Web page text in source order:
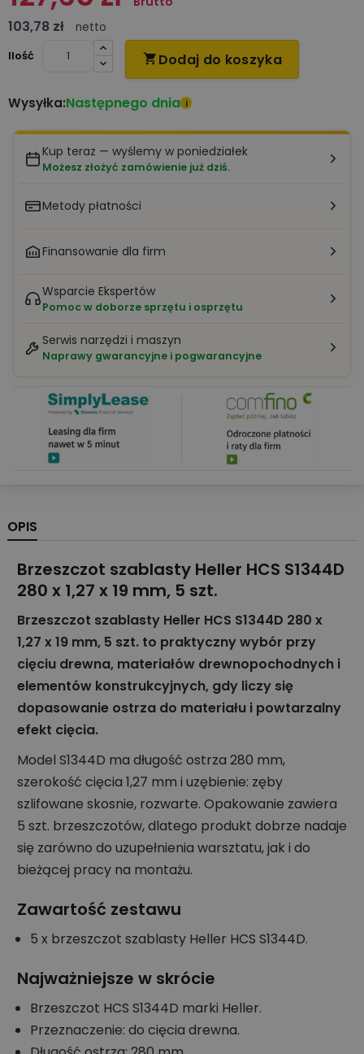
103,78 zł
netto
Ilość
 Dodaj do koszyka
Wysyłka:Następnego dnia i
Kup teraz — wyślemy w poniedziałek
Możesz złożyć zamówienie już dziś.
Metody płatności
Finansowanie dla firm
Wsparcie Ekspertów
Pomoc w doborze sprzętu i osprzętu
Serwis narzędzi i maszyn
Naprawy gwarancyjne i pogwarancyjne
OPIS
Brzeszczot szablasty Heller HCS S1344D
280 x 1,27 x 19 mm, 5 szt.
Brzeszczot szablasty Heller HCS S1344D 280 x
1,27 x 19 mm, 5 szt. to praktyczny wybór przy
cięciu drewna, materiałów drewnopochodnych i
elementów konstrukcyjnych, gdy liczy się
dopasowanie ostrza do materiału i powtarzalny
efekt cięcia.
Model S1344D ma długość ostrza 280 mm,
szerokość cięcia 1,27 mm i uzębienie: zęby
szlifowane skosnie, rozwarte. Opakowanie zawiera
5 szt. brzeszczotów, dlatego produkt dobrze nadaje
się zarówno do uzupełnienia warsztatu, jak i do
bieżącej pracy na montażu.
Zawartość zestawu
5 x brzeszczot szablasty Heller HCS S1344D.
Najważniejsze w skrócie
Brzeszczot HCS S1344D marki Heller.
Przeznaczenie: do cięcia drewna.